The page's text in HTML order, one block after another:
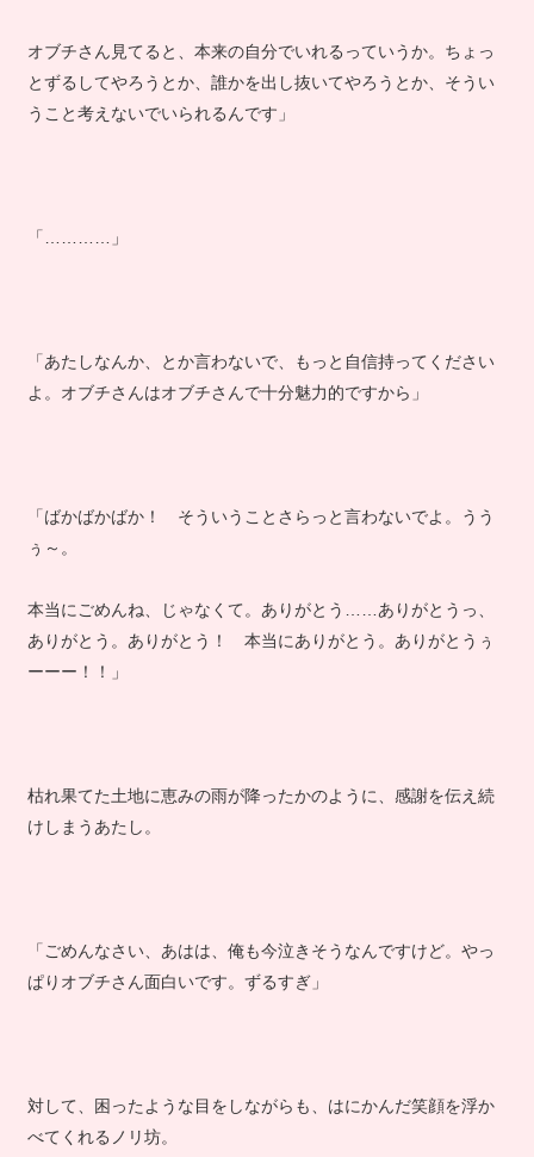
オブチさん見てると、本来の自分でいれるっていうか。ちょっ
とずるしてやろうとか、誰かを出し抜いてやろうとか、そうい
うこと考えないでいられるんです」
「…………」
「あたしなんか、とか言わないで、もっと自信持ってください
よ。オブチさんはオブチさんで十分魅力的ですから」
「ばかばかばか！ そういうことさらっと言わないでよ。うう
ぅ～。
本当にごめんね、じゃなくて。ありがとう……ありがとうっ、
ありがとう。ありがとう！ 本当にありがとう。ありがとうぅ
ーーー！！」
枯れ果てた土地に恵みの雨が降ったかのように、感謝を伝え続
けしまうあたし。
「ごめんなさい、あはは、俺も今泣きそうなんですけど。やっ
ぱりオブチさん面白いです。ずるすぎ」
対して、困ったような目をしながらも、はにかんだ笑顔を浮か
べてくれるノリ坊。